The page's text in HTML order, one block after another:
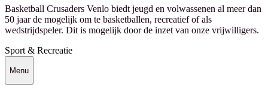
Basketball Crusaders Venlo biedt jeugd en volwassenen al meer dan
50 jaar de mogelijk om te basketballen, recreatief of als
wedstrijdspeler. Dit is mogelijk door de inzet van onze vrijwilligers.
Sport & Recreatie
Menu